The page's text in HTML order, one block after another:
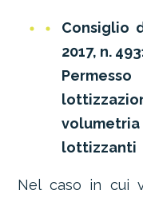
Consiglio
2017, n.
lottizzanti
Nel caso in cui